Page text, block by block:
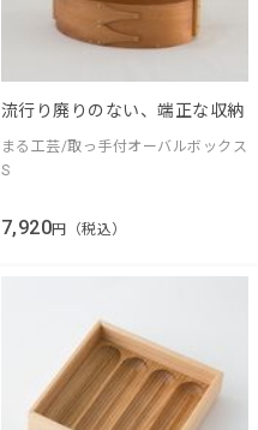
流行り廃りのない、端正な収納
まる工芸/取っ手付オーバルボックス
S
7,920円（税込）